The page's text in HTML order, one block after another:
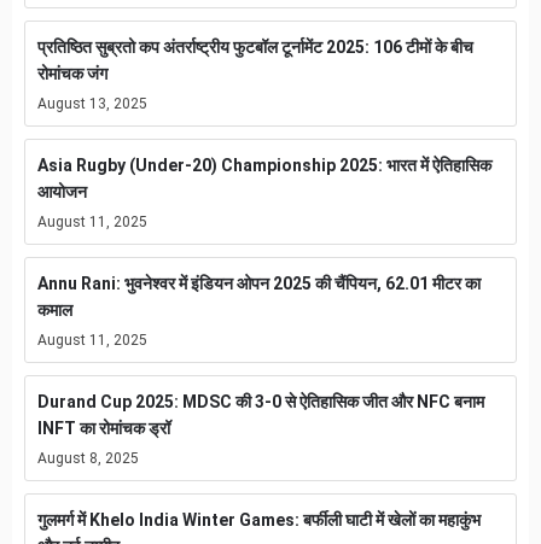
प्रतिष्ठित सुब्रतो कप अंतर्राष्ट्रीय फुटबॉल टूर्नामेंट 2025: 106 टीमों के बीच
रोमांचक जंग
August 13, 2025
Asia Rugby (Under-20) Championship 2025: भारत में ऐतिहासिक
आयोजन
August 11, 2025
Annu Rani: भुवनेश्वर में इंडियन ओपन 2025 की चैंपियन, 62.01 मीटर का
कमाल
August 11, 2025
Durand Cup 2025: MDSC की 3-0 से ऐतिहासिक जीत और NFC बनाम
INFT का रोमांचक ड्रॉ
August 8, 2025
गुलमर्ग में Khelo India Winter Games: बर्फीली घाटी में खेलों का महाकुंभ